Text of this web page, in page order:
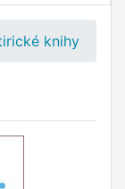
knihy